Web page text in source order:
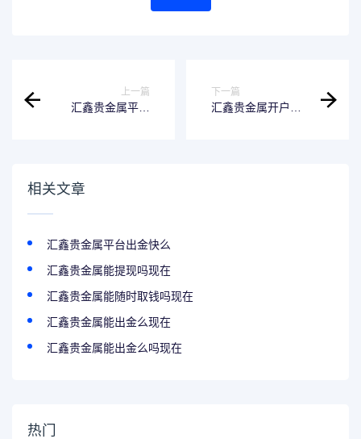
上一篇
汇鑫贵金属平台
下一篇
汇鑫贵金属开户有
相关文章
汇鑫贵金属平台出金快么
汇鑫贵金属能提现吗现在
汇鑫贵金属能随时取钱吗现在
汇鑫贵金属能出金么现在
汇鑫贵金属能出金么吗现在
热门